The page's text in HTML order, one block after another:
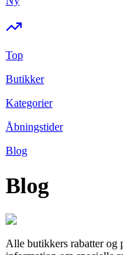
Top
Butikker
Kategorier
Åbningstider
Blog
Blog
Alle butikkers rabatter og